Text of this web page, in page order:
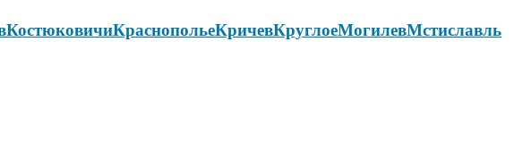
КостюковичиКраснопольеКричевКруглоеМогилевМстиславль